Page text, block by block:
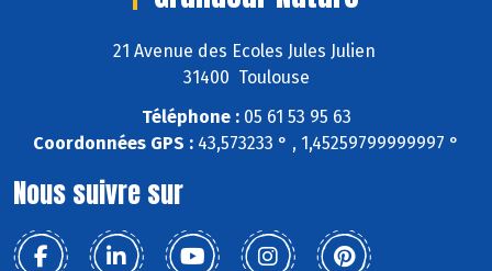
21 Avenue des Ecoles Jules Julien
31400 Toulouse
Téléphone :05 61 53 95 63
Coordonnées GPS : 43,573233 ° , 1,45259799999997 °
Nous suivre sur